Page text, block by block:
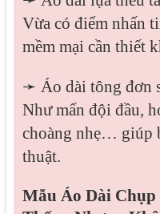
Vừa có điểm nhấn
mềm mại cần thiết
➛ Áo dài tông đơn
Như mấn đội đầu,
choàng nhẹ… giúp
thuật.
Mẫu Áo Dài